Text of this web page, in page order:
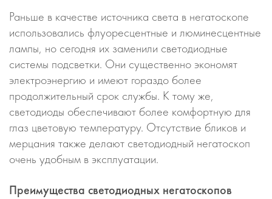
Раньше в качестве источника света в негатоскопе
использовались флуоресцентные и люминесцентные
лампы, но сегодня их заменили светодиодные
системы подсветки. Они существенно экономят
электроэнергию и имеют гораздо более
продолжительный срок службы. К тому же,
светодиоды обеспечивают более комфортную для
глаз цветовую температуру. Отсутствие бликов и
мерцания также делают светодиодный негатоскоп
очень удобным в эксплуатации.
Преимущества светодиодных негатоскопов